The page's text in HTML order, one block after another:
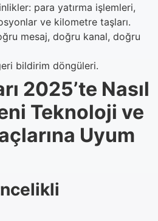
para yatırma işlemleri,
ve kilometre taşları.
mesaj, doğru kanal, doğru
bildirim döngüleri.
2025’te Nasıl
Teknoloji ve
Uyum